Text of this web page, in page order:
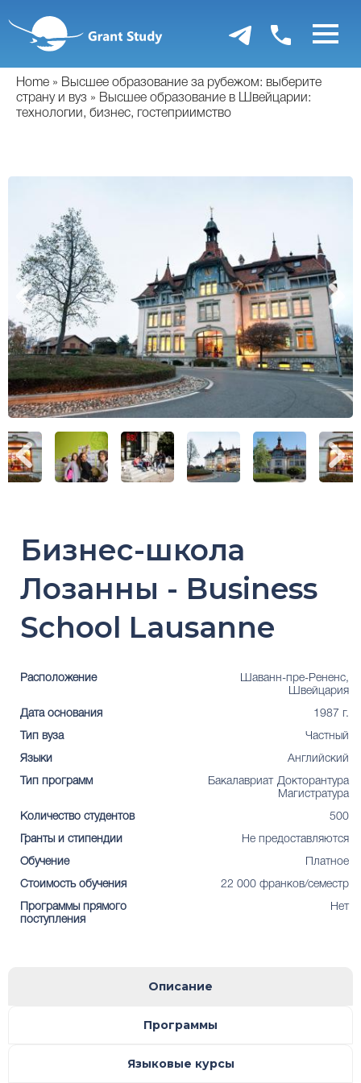
основному
содержанию
Home
Высшее образование за рубежом: выберите
страну и вуз
Высшее образование в Швейцарии:
технологии, бизнес, гостеприимство
Бизнес-школа
Лозанны - Business
School Lausanne
Расположение
Шаванн-пре-Рененс,
Швейцария
Дата основания 1987 г.
Тип вуза Частный
Языки Английский
Тип программ Бакалавриат Докторантура
Магистратура
Количество студентов 500
Гранты и стипендии Не предоставляются
Обучение Платное
Стоимость обучения 22 000 франков/семестр
Программы прямого
поступления
Нет
Описание
Программы
Языковые курсы